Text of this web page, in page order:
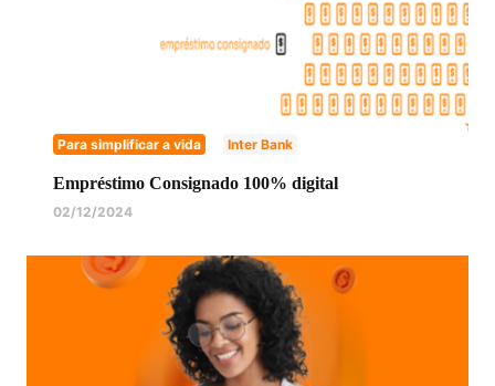
Para simplificar a vida Inter Bank
Empréstimo Consignado 100% digital
02/12/2024